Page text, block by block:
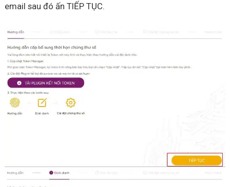
email sau đó ấn TIẾP TỤC.